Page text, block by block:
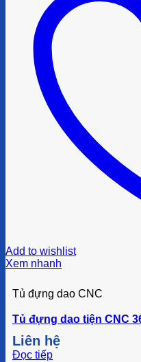
Add to wishlist
Xem nhanh
Tủ đựng dao CNC
Tủ đựng dao tiện CNC
Liên hệ
Đọc tiếp